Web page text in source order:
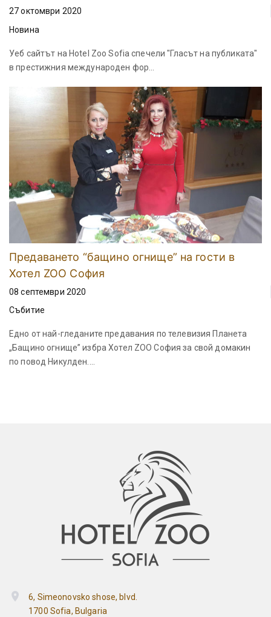
27 октомври 2020
Новина
Уеб сайтът на Hotel Zoo Sofia спечели "Гласът на публиката"
в престижния международен фор...
Предаването “бащино огнище” на гости в
Хотел ZOO София
08 септември 2020
Събитие
Едно от най-гледаните предавания по телевизия Планета
„Бащино огнище” избра Хотел ZOO София за свой домакин
по повод Никулден....
6, Simeonovsko shose, blvd.
1700 Sofia, Bulgaria